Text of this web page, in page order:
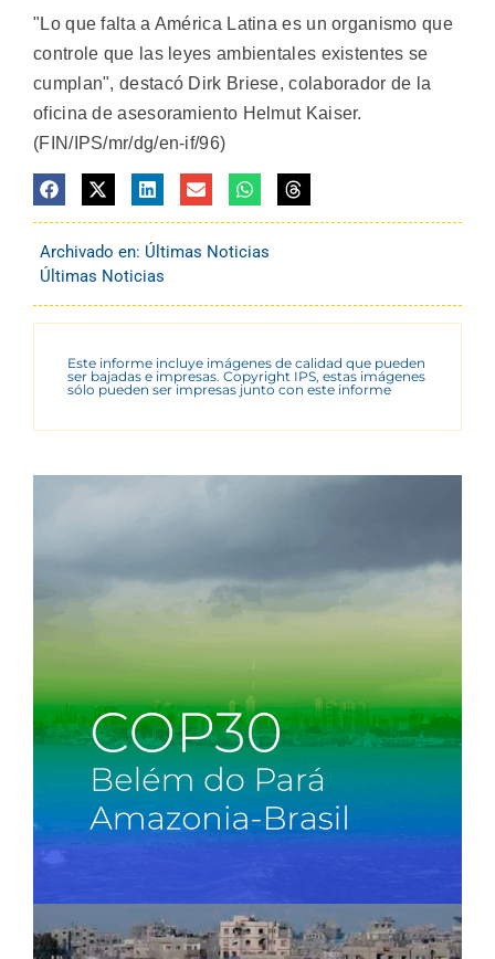
"Lo que falta a América Latina es un organismo que
controle que las leyes ambientales existentes se
cumplan", destacó Dirk Briese, colaborador de la
oficina de asesoramiento Helmut Kaiser.
(FIN/IPS/mr/dg/en-if/96)
Archivado en: Últimas Noticias
Últimas Noticias
Este informe incluye imágenes de calidad que pueden
ser bajadas e impresas. Copyright IPS, estas imágenes
sólo pueden ser impresas junto con este informe